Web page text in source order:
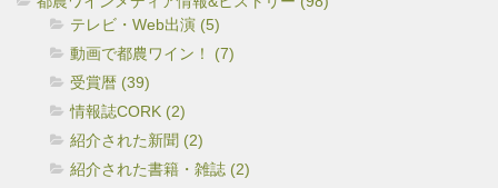
テレビ・Web出演 (5)
動画で都農ワイン！ (7)
受賞暦 (39)
情報誌CORK (2)
紹介された新聞 (2)
紹介された書籍・雑誌 (2)